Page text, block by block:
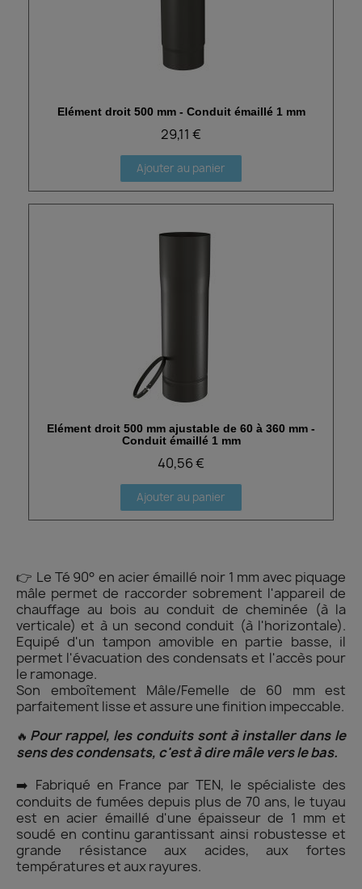
Aperçu rapide
Elément droit 500 mm - Conduit émaillé 1 mm
29,11 €
Ajouter au panier
Aperçu rapide
Elément droit 500 mm ajustable de 60 à 360 mm -
Conduit émaillé 1 mm
40,56 €
Ajouter au panier
👉 Le Té 90° en acier émaillé noir 1 mm avec piquage
mâle permet de raccorder sobrement l'appareil de
chauffage au bois au conduit de cheminée (à la
verticale) et à un second conduit (à l'horizontale).
Equipé d'un tampon amovible en partie basse, il
permet l'évacuation des condensats et l'accès pour
le ramonage.
Son emboîtement Mâle/Femelle de 60 mm est
parfaitement lisse et assure une finition impeccable.
🔥 Pour rappel, les conduits sont à installer dans le
sens des condensats, c'est à dire mâle vers le bas.
➡️ Fabriqué en France par TEN, le spécialiste des
conduits de fumées depuis plus de 70 ans, le tuyau
est en acier émaillé d'une épaisseur de 1 mm et
soudé en continu garantissant ainsi robustesse et
grande résistance aux acides, aux fortes
températures et aux rayures.